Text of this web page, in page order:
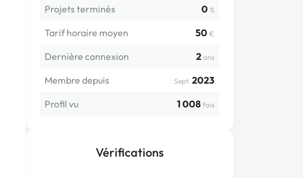
Projets terminés 0 %
Tarif horaire moyen 50 €
Dernière connexion 2 ans
Membre depuis Sept. 2023
Profil vu
1 008 fois
Vérifications